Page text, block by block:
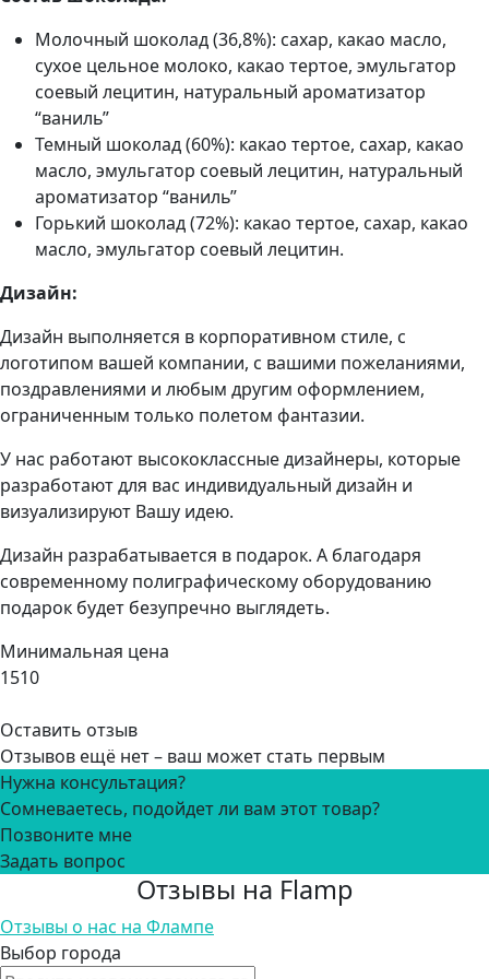
Молочный шоколад (36,8%): сахар, какао масло,
сухое цельное молоко, какао тертое, эмульгатор
соевый лецитин, натуральный ароматизатор
“ваниль”
Темный шоколад (60%): какао тертое, сахар, какао
масло, эмульгатор соевый лецитин, натуральный
ароматизатор “ваниль”
Горький шоколад (72%): какао тертое, сахар, какао
масло, эмульгатор соевый лецитин.
Дизайн:
Дизайн выполняется в корпоративном стиле, с
логотипом вашей компании, с вашими пожеланиями,
поздравлениями и любым другим оформлением,
ограниченным только полетом фантазии.
У нас работают высококлассные дизайнеры, которые
разработают для вас индивидуальный дизайн и
визуализируют Вашу идею.
Дизайн разрабатывается в подарок. А благодаря
современному полиграфическому оборудованию
подарок будет безупречно выглядеть.
Минимальная цена
1510
Оставить отзыв
Отзывов ещё нет – ваш может стать первым
Нужна консультация?
Сомневаетесь, подойдет ли вам этот товар?
Позвоните мне
Задать вопрос
Отзывы на Flamp
Отзывы о нас на Флампе
Выбор города